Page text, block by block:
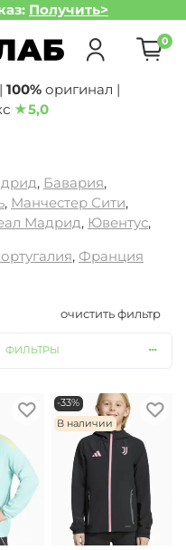
Получить>
0
100% оригинал |
★5,0
, Бавария,
, Манчестер Сити,
Мадрид, Ювентус,
, Франция
очистить фильтр
ФИЛЬТРЫ
-33%
В наличии